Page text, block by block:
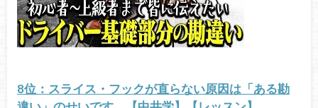
8位：スライス・フックが直らない原因は「ある勘